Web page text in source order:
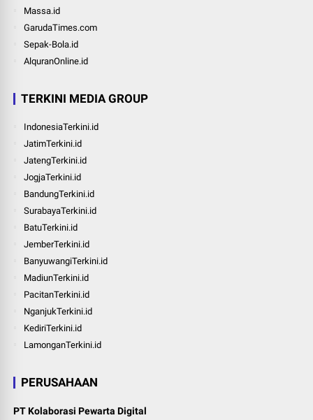
Massa.id
GarudaTimes.com
Sepak-Bola.id
AlquranOnline.id
TERKINI MEDIA GROUP
IndonesiaTerkini.id
JatimTerkini.id
JatengTerkini.id
JogjaTerkini.id
BandungTerkini.id
SurabayaTerkini.id
BatuTerkini.id
JemberTerkini.id
BanyuwangiTerkini.id
MadiunTerkini.id
PacitanTerkini.id
NganjukTerkini.id
KediriTerkini.id
LamonganTerkini.id
PERUSAHAAN
PT Kolaborasi Pewarta Digital